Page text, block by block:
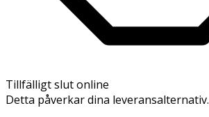
Tillfälligt slut online
Detta påverkar dina leveransalternativ.